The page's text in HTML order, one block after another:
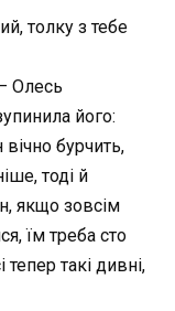
толку з тебе
Олесь
його:
бурчить,
тоді й
якщо зовсім
їм треба сто
такі дивні,